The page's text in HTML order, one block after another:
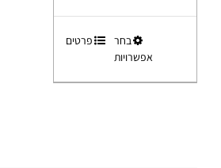
עד
בחר
אפשרויות
למוצר
זה
יש
פרטים